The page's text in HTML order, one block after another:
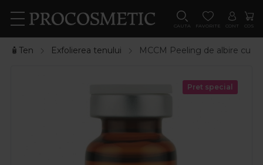
CAUTA FAVORITE CONT COS
🧴Ten Exfolierea tenului MCCM Peeling de albire cu
Pret special